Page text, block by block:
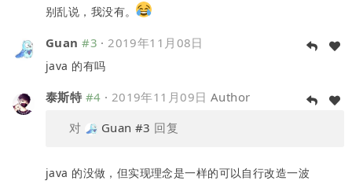
别乱说，我没有。
Guan #3 · 2019年11月08日
java 的有吗
泰斯特 #4 · 2019年11月09日 Author
对
Guan #3 回复
java 的没做，但实现理念是一样的可以自行改造一波